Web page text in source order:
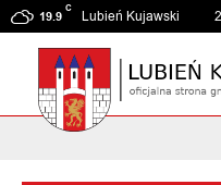
19.9
C Lubień Kujawski